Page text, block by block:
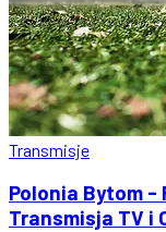
Transmisje
Polonia Bytom -
Transmisja TV i